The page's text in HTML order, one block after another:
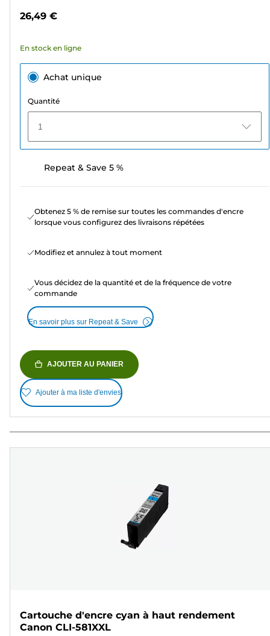
22
26,49 €
En stock en ligne
Achat unique
Quantité
1
Repeat & Save 5 %
Obtenez 5 % de remise sur toutes les commandes d'encre
lorsque vous configurez des livraisons répétées
Modifiez et annulez à tout moment
Vous décidez de la quantité et de la fréquence de votre
commande
En savoir plus sur Repeat & Save
AJOUTER AU PANIER
Ajouter à ma liste d'envies
Cartouche d'encre cyan à haut rendement
Canon CLI-581XXL